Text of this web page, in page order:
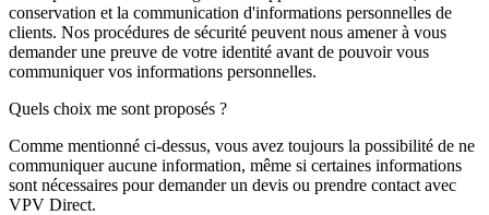
conservation et la communication d'informations personnelles de
clients. Nos procédures de sécurité peuvent nous amener à vous
demander une preuve de votre identité avant de pouvoir vous
communiquer vos informations personnelles.
Quels choix me sont proposés ?
Comme mentionné ci-dessus, vous avez toujours la possibilité de ne
communiquer aucune information, même si certaines informations
sont nécessaires pour demander un devis ou prendre contact avec
VPV Direct.